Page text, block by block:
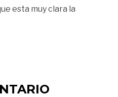
esta muy clara la